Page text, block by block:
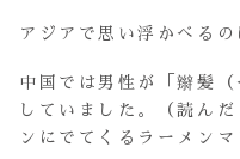
アジアで思い浮かべる
中国では男性が「辮髪
していました。（読ん
ンにでてくるラーメン